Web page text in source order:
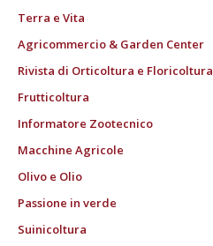
Terra e Vita
Agricommercio & Garden Center
Rivista di Orticoltura e Floricoltura
Frutticoltura
Informatore Zootecnico
Macchine Agricole
Olivo e Olio
Passione in verde
Suinicoltura